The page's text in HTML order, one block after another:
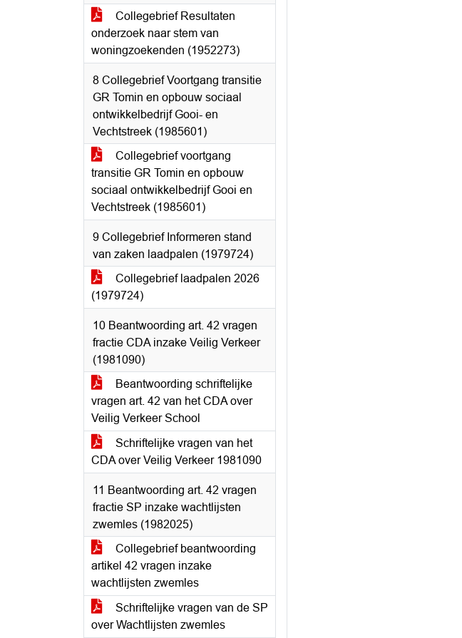
Collegebrief Resultaten
onderzoek naar stem van
woningzoekenden (1952273)
8 Collegebrief Voortgang transitie
GR Tomin en opbouw sociaal
ontwikkelbedrijf Gooi- en
Vechtstreek (1985601)
Collegebrief voortgang
transitie GR Tomin en opbouw
sociaal ontwikkelbedrijf Gooi en
Vechtstreek (1985601)
9 Collegebrief Informeren stand
van zaken laadpalen (1979724)
Collegebrief laadpalen 2026
(1979724)
10 Beantwoording art. 42 vragen
fractie CDA inzake Veilig Verkeer
(1981090)
Beantwoording schriftelijke
vragen art. 42 van het CDA over
Veilig Verkeer School
Schriftelijke vragen van het
CDA over Veilig Verkeer 1981090
11 Beantwoording art. 42 vragen
fractie SP inzake wachtlijsten
zwemles (1982025)
Collegebrief beantwoording
artikel 42 vragen inzake
wachtlijsten zwemles
Schriftelijke vragen van de SP
over Wachtlijsten zwemles